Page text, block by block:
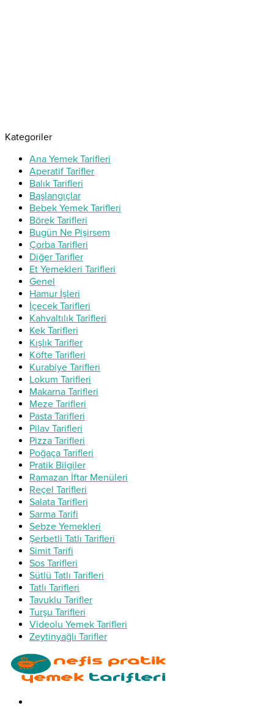
Kategoriler
Ana Yemek Tarifleri
Aperatif Tarifler
Balık Tarifleri
Başlangıçlar
Bebek Yemek Tarifleri
Börek Tarifleri
Bugün Ne Pişirsem
Çorba Tarifleri
Diğer Tarifler
Et Yemekleri Tarifleri
Genel
Hamur İşleri
İçecek Tarifleri
Kahvaltılık Tarifleri
Kek Tarifleri
Kışlık Tarifler
Köfte Tarifleri
Kurabiye Tarifleri
Lokum Tarifleri
Makarna Tarifleri
Meze Tarifleri
Pasta Tarifleri
Pilav Tarifleri
Pizza Tarifleri
Poğaça Tarifleri
Pratik Bilgiler
Ramazan İftar Menüleri
Reçel Tarifleri
Salata Tarifleri
Sarma Tarifi
Sebze Yemekleri
Şerbetli Tatlı Tarifleri
Simit Tarifi
Sos Tarifleri
Sütlü Tatlı Tarifleri
Tatlı Tarifleri
Tavuklu Tarifler
Turşu Tarifleri
Videolu Yemek Tarifleri
Zeytinyağlı Tarifler